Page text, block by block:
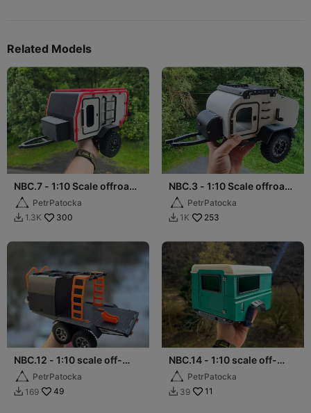
Related Models
NBC.7 - 1:10 Scale offroad
camper for crawlers
PetrPatocka
 1.3K 300
NBC.3 - 1:10 Scale offroad
camper for crawlers
PetrPatocka
 1K 253
NBC.12 - 1:10 scale off-
road Toy Hauler
PetrPatocka
 169 49
NBC.14 - 1:10 scale off-
road camper (Defender
90) PetrPatocka
 39 11